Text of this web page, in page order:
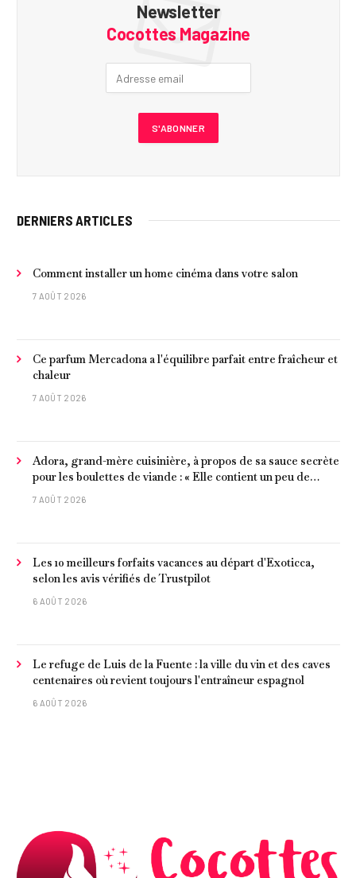
Newsletter
Cocottes Magazine
DERNIERS ARTICLES
Comment installer un home cinéma dans votre salon
7 AOÛT 2026
Ce parfum Mercadona a l'équilibre parfait entre fraîcheur et
chaleur
7 AOÛT 2026
Adora, grand-mère cuisinière, à propos de sa sauce secrète
pour les boulettes de viande : « Elle contient un peu de
curcuma, du poivre, une poignée d'amandes et des tomates
7 AOÛT 2026
Les 10 meilleurs forfaits vacances au départ d'Exoticca,
selon les avis vérifiés de Trustpilot
6 AOÛT 2026
Le refuge de Luis de la Fuente : la ville du vin et des caves
centenaires où revient toujours l'entraîneur espagnol
6 AOÛT 2026